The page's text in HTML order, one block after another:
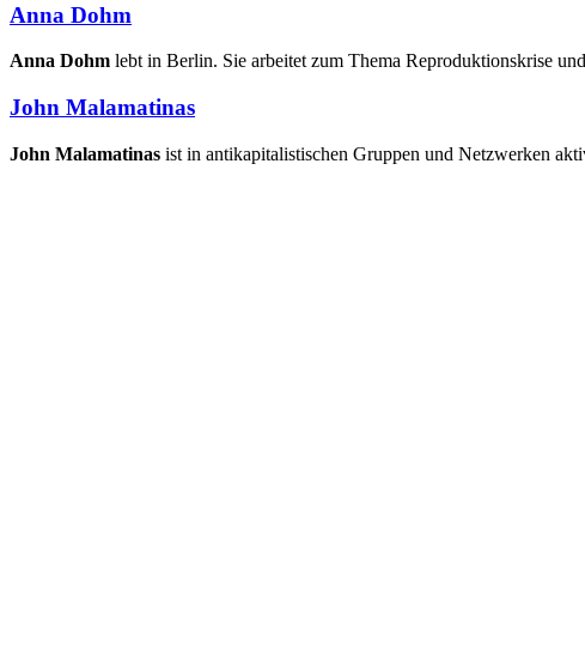
Anna Dohm
Anna Dohm lebt in Berlin. Sie arbeitet zum Thema Reproduktionskrise
John Malamatinas
John Malamatinas ist in antikapitalistischen Gruppen und Netzwerken